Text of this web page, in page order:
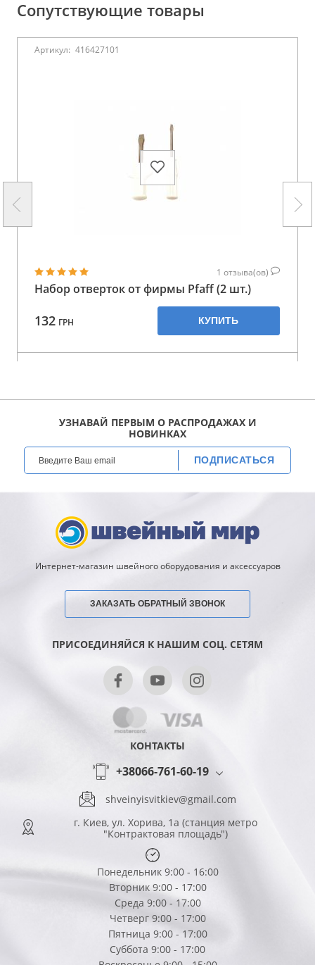
Сопутствующие товары
Артикул: 416427101
1 отзыва(ов)
Набор отверток от фирмы Pfaff (2 шт.)
132 ГРН КУПИТЬ
УЗНАВАЙ ПЕРВЫМ О РАСПРОДАЖАХ И
НОВИНКАХ
ПОДПИСАТЬСЯ
Интернет-магазин швейного оборудования и аксессуаров
ЗАКАЗАТЬ ОБРАТНЫЙ ЗВОНОК
ПРИСОЕДИНЯЙСЯ К НАШИМ СОЦ. СЕТЯМ
КОНТАКТЫ
+38066-761-60-19
shveinyisvitkiev@gmail.com
г. Киев, ул. Хорива, 1а (станция метро
"Контрактовая площадь")
Понедельник 9:00 - 16:00
Вторник 9:00 - 17:00
Среда 9:00 - 17:00
Четверг 9:00 - 17:00
Пятница 9:00 - 17:00
Суббота 9:00 - 17:00